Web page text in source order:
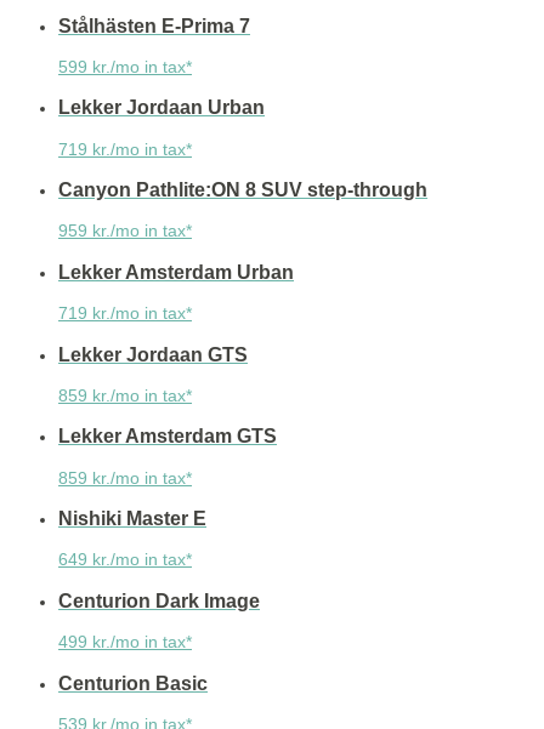
Stålhästen E-Prima 7
599 kr./mo in tax*
Lekker Jordaan Urban
719 kr./mo in tax*
Canyon Pathlite:ON 8 SUV step-through
959 kr./mo in tax*
Lekker Amsterdam Urban
719 kr./mo in tax*
Lekker Jordaan GTS
859 kr./mo in tax*
Lekker Amsterdam GTS
859 kr./mo in tax*
Nishiki Master E
649 kr./mo in tax*
Centurion Dark Image
499 kr./mo in tax*
Centurion Basic
539 kr./mo in tax*